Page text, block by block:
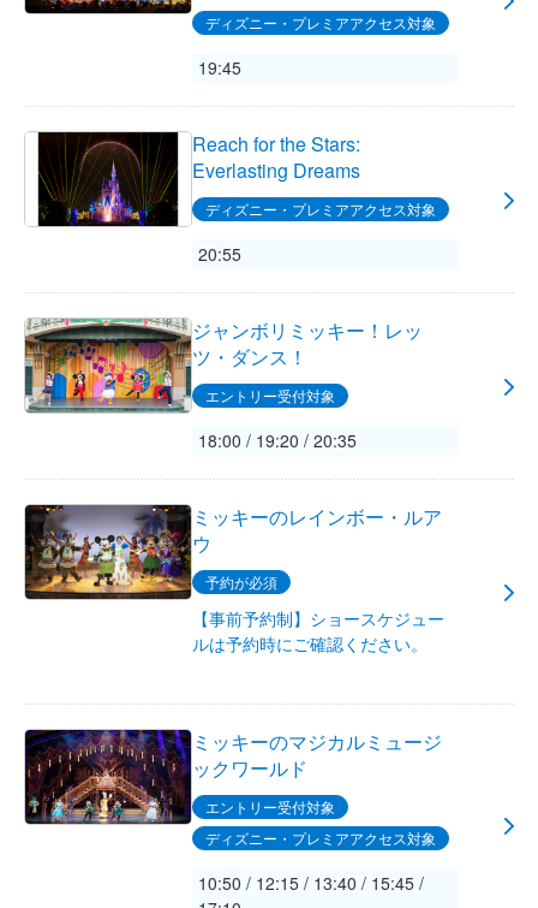
ディズニー・プレミアアクセス対象
19:45
Reach for the Stars:
Everlasting Dreams
ディズニー・プレミアアクセス対象
20:55
ジャンボリミッキー！レッ
ツ・ダンス！
エントリー受付対象
18:00 / 19:20 / 20:35
ミッキーのレインボー・ルア
ウ
予約が必須
【事前予約制】ショースケジュー
ルは予約時にご確認ください。
ミッキーのマジカルミュージ
ックワールド
エントリー受付対象
ディズニー・プレミアアクセス対象
10:50 / 12:15 / 13:40 / 15:45 /